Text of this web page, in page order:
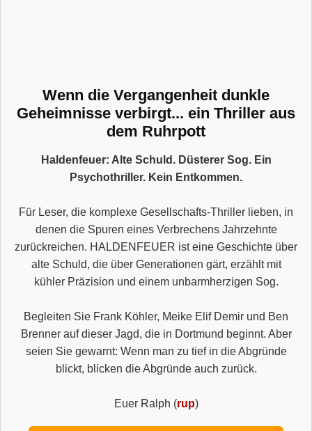
Wenn die Vergangenheit dunkle
Geheimnisse verbirgt... ein Thriller aus
dem Ruhrpott
Haldenfeuer: Alte Schuld. Düsterer Sog. Ein
Psychothriller. Kein Entkommen.
Für Leser, die komplexe Gesellschafts-Thriller lieben, in
denen die Spuren eines Verbrechens Jahrzehnte
zurückreichen. HALDENFEUER ist eine Geschichte über
alte Schuld, die über Generationen gärt, erzählt mit
kühler Präzision und einem unbarmherzigen Sog.
Begleiten Sie Frank Köhler, Meike Elif Demir und Ben
Brenner auf dieser Jagd, die in Dortmund beginnt. Aber
seien Sie gewarnt: Wenn man zu tief in die Abgründe
blickt, blicken die Abgründe auch zurück.
Euer Ralph (rup)